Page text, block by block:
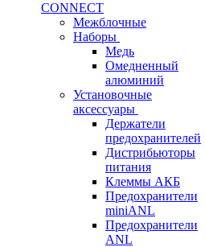
CONNECT
Межблочные
Наборы
Медь
Омедненный
алюминий
Установочные
аксессуары
Держатели
предохранителей
Дистрибьюторы
питания
Клеммы АКБ
Предохранители
miniANL
Предохранители
ANL